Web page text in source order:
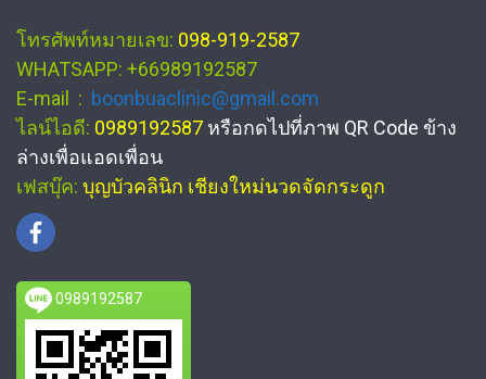
โทรศัพท์หมายเลข: 098-919-2587
WHATSAPP: +66989192587
E-mail : boonbuaclinic@gmail.com
ไลน์ไอดี: 0989192587 หรือกดไปที่ภาพ QR Code ข้าง
ล่างเพื่อแอดเพื่อน
เฟสบุ๊ค: บุญบัวคลินิก เชียงใหม่นวดจัดกระดูก
0989192587